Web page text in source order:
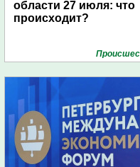
области 27 июля: что
происходит?